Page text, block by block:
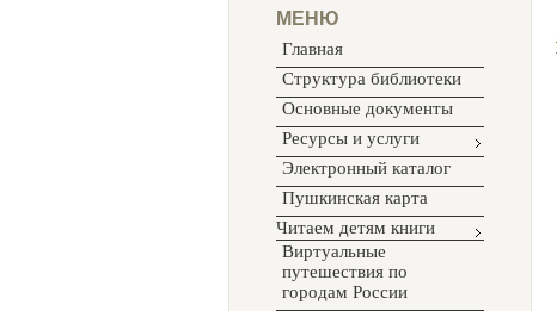
МЕНЮ
Главная
Структура библиотеки
Основные документы
Ресурсы и услуги
Электронный каталог
Пушкинская карта
Читаем детям книги
Виртуальные
путешествия по
городам России